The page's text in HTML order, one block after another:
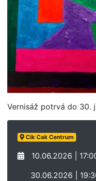
Vernisáž potrvá do 30.
Cik Cak Centrum
10.06.2026 |
30.06.2026 |